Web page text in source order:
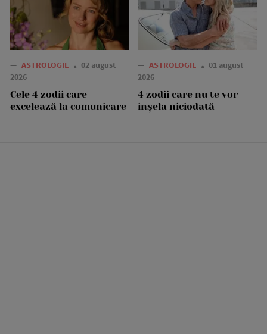
— ASTROLOGIE
02 august
2026
Cele 4 zodii care
excelează la comunicare
— ASTROLOGIE
01 august
2026
4 zodii care nu te vor
înșela niciodată